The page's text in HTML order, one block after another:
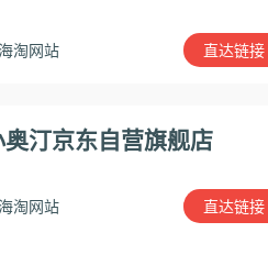
淘网站 直达链接
汀京东自营旗舰店
淘网站 直达链接